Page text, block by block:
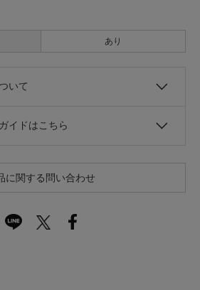
あり
いて
イドはこちら
に関する問い合わせ